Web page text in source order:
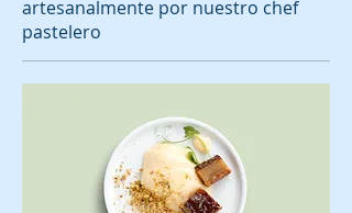
artesanalmente por nuestro chef
pastelero